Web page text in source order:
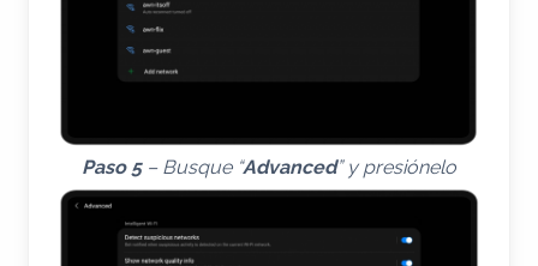
Paso 5– Busque “Advanced” y presiónelo